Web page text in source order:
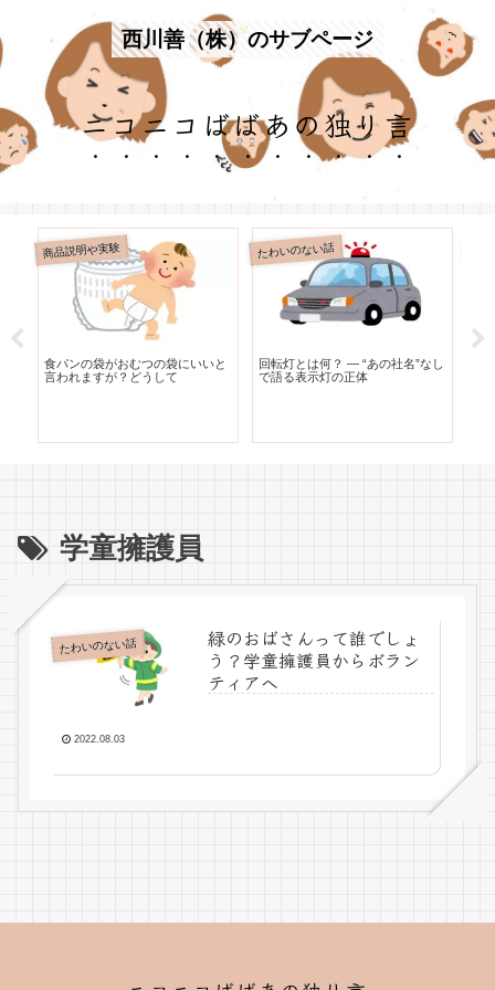
西川善（株）のサブページ
ニコニコばばあの独り言
商品説明や実験
食パンの袋がおむつの袋にいいと
言われますが？どうして
たわいのない話
回転灯とは何？ — “あの社名”なし
で語る表示灯の正体
学童擁護員
たわいのない話
緑のおばさんって誰でしょ
う？学童擁護員からボラン
ティアへ
2022.08.03